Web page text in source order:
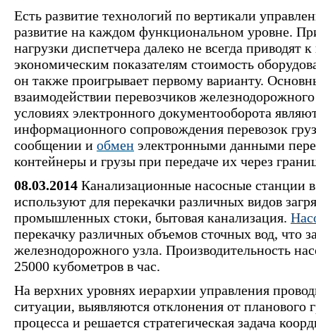
Есть развитие технологий по вертикали
развитие на каждом функциональном уровне.
нагрузки диспетчера далеко не всегда
экономическим показателям стоимость
он также проигрывает первому варианту.
взаимодействии перевозчиков
условиях электронного документооборота
информационного сопровождения перевозок
сообщении и обмен электронными данными
контейнеры и грузы при передаче их через
08.03.2014 Канализационные насосные станции
используют для перекачки различных видов
промышленных стоки, бытовая канализация.
перекачку различных объемов сточных вод, что
железнодорожного узла. Производительность
25000 кубометров в час.
На верхних уровнях иерархии управления
ситуации, выявляются отклонения от планового
процесса и решается стратегическая задача